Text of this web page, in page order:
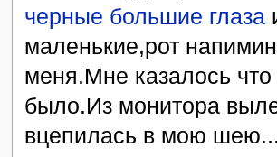
черные большие глаза
маленькие,рот
меня.Мне казалось что
было.Из монитора
вцепилась в мою